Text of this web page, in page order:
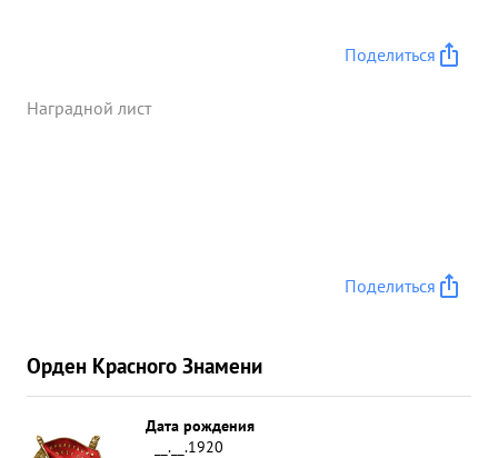
Поделиться
Наградной лист
Поделиться
Орден Красного Знамени
Дата рождения
__.__.1920